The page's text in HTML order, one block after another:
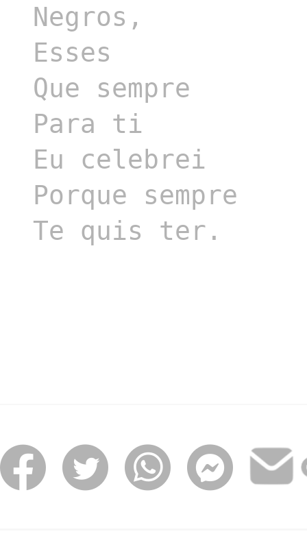
Negros,
Esses
Que sempre
Para ti
Eu celebrei
Porque sempre
Te quis ter.